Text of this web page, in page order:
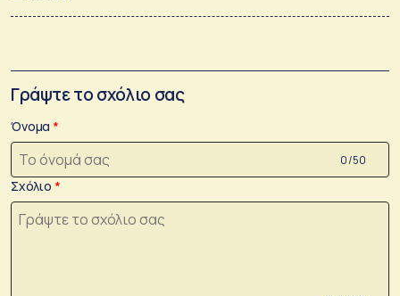
Γράψτε το σχόλιο σας
Όνομα
0 /50
Σχόλιο